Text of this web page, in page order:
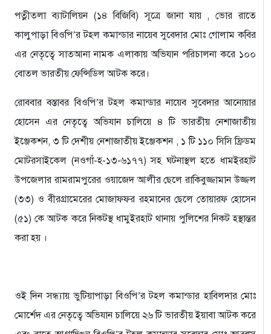
পত্নীতলা ব্যাটালিয়ন (১৪ বিজিবি) সূত্রে জানা যায় , ভোর রাতে
কালুপাড়া বিওপি’র টহল কমান্ডার নায়েব সুবেদার মোঃ গোলাম কবির
এর নেতৃত্বে সাতআনা নামক এলাকায় অভিযান পরিচালনা করে ১০০
বোতল ভারতীয় ফেন্সিডিল আটক করে।
রোববার বস্তাবর বিওপি’র টহল কমান্ডার নায়েব সুবেদার আনোয়ার
হোসেন এর নেতৃত্বে অভিযান চালিয়ে ৪ টি ভারতীয় নেশাজাতীয়
ইঞ্জেকশন, ৩ টি দেশীয় নেশাজাতীয় ইঞ্জেকশন , ১ টি ১১০ সিসি ফ্রিডম
মোটরসাইকেল (নওগাঁ-হ-১৩-৬১৭৭) সহ ঘটনাস্থল হতে ধামইরহাট
উপজেলার রামরামপুরের ওয়াজেদ আলীর ছেলে রাকিবুজ্জামান উজ্জল
(৩৩) ও বীরগ্রামেরের মোজাফফর রহমানের ছেলে তোয়ারফ হোসেন
(৫১) কে আটক করে নিকটস্থ ধামুইরহাট থানায় পুলিশের নিকট হস্থান্তর
করা হয় ।
ওই দিন সন্ধ্যায় ভুটিয়াপাড়া বিওপি’র টহল কমান্ডার হাবিলদার মোঃ
মোর্শেদ এর নেতৃত্বে অভিযান চালিয়ে ২৬ টি ভারতীয় ইয়াবা আটক করে